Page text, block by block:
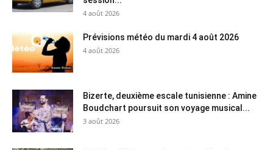
4 août 2026
Prévisions météo du mardi 4 août 2026
4 août 2026
Bizerte, deuxième escale tunisienne : Amine
Boudchart poursuit son voyage musical...
3 août 2026